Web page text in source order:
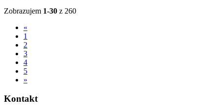
Zobrazujem 1-30 z 260
«
1
2
3
4
5
»
Kontakt